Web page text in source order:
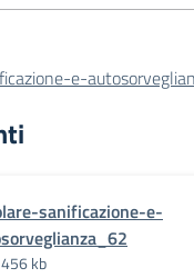
e-
sanificazione-e-
kb